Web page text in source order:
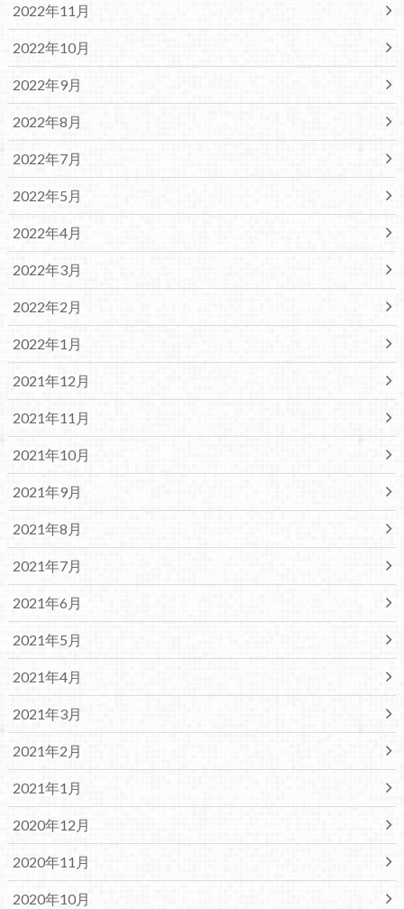
2022年11月
2022年10月
2022年9月
2022年8月
2022年7月
2022年5月
2022年4月
2022年3月
2022年2月
2022年1月
2021年12月
2021年11月
2021年10月
2021年9月
2021年8月
2021年7月
2021年6月
2021年5月
2021年4月
2021年3月
2021年2月
2021年1月
2020年12月
2020年11月
2020年10月